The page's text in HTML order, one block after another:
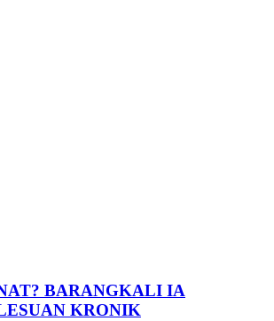
BARANGKALI IA
KRONIK